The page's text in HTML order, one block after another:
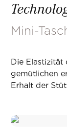
Mini-
Die Elastizität
gemütlichen
Erhalt der